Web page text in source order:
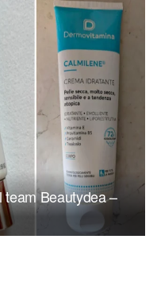
team Beautydea –